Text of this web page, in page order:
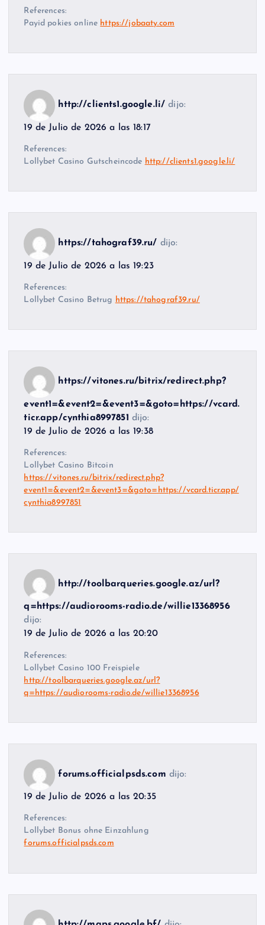
References:
Payid pokies online https://jobaaty.com
http://clients1.google.li/ dijo:
19 de Julio de 2026 a las 18:17
References:
Lollybet Casino Gutscheincode http://clients1.google.li/
https://tahograf39.ru/ dijo:
19 de Julio de 2026 a las 19:23
References:
Lollybet Casino Betrug https://tahograf39.ru/
https://vitones.ru/bitrix/redirect.php?
event1=&event2=&event3=&goto=https://vcard.
ticr.app/cynthia8997851 dijo:
19 de Julio de 2026 a las 19:38
References:
Lollybet Casino Bitcoin
https://vitones.ru/bitrix/redirect.php?
event1=&event2=&event3=&goto=https://vcard.ticr.app/
cynthia8997851
http://toolbarqueries.google.az/url?
q=https://audiorooms-radio.de/willie13368956
dijo:
19 de Julio de 2026 a las 20:20
References:
Lollybet Casino 100 Freispiele
http://toolbarqueries.google.az/url?
q=https://audiorooms-radio.de/willie13368956
forums.officialpsds.com dijo:
19 de Julio de 2026 a las 20:35
References:
Lollybet Bonus ohne Einzahlung
forums.officialpsds.com